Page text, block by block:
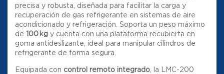
precisa y robusta, diseñada para facilitar la carga y
recuperación de gas refrigerante en sistemas de aire
acondicionado y refrigeración. Soporta un peso máximo
de 100 kg y cuenta con una plataforma recubierta en
goma antideslizante, ideal para manipular cilindros de
refrigerante de forma segura.
Equipada con control remoto integrado , la LMC-200